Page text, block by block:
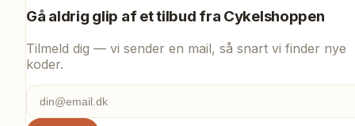
Gå aldrig glip af et tilbud fra Cykelshoppen
Tilmeld dig — vi sender en mail, så snart vi finder nye
koder.